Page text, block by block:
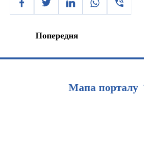
Попередня
Мапа порталу